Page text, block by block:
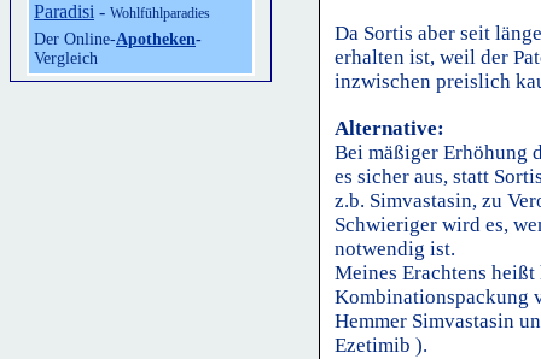
Paradisi - Wohlfühlparadies
Der Online-Apotheken-
Vergleich
Da Sortis aber seit
erhalten ist, weil der
inzwischen preislich
Alternative:
Bei mäßiger Erhöhung
es sicher aus, statt
z.b. Simvastasin, zu
Schwieriger wird es,
notwendig ist.
Meines Erachtens
Kombinationspackung
Hemmer Simvastasin
Ezetimib ).